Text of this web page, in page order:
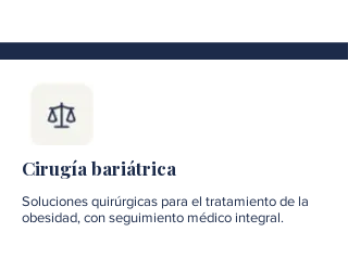
Cirugía bariátrica
Soluciones quirúrgicas para el tratamiento de la
obesidad, con seguimiento médico integral.